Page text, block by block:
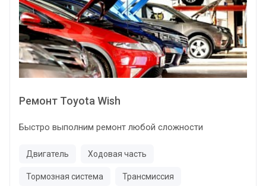
Ремонт Toyota Wish
Быстро выполним ремонт любой сложности
Двигатель Ходовая часть
Тормозная система Трансмиссия